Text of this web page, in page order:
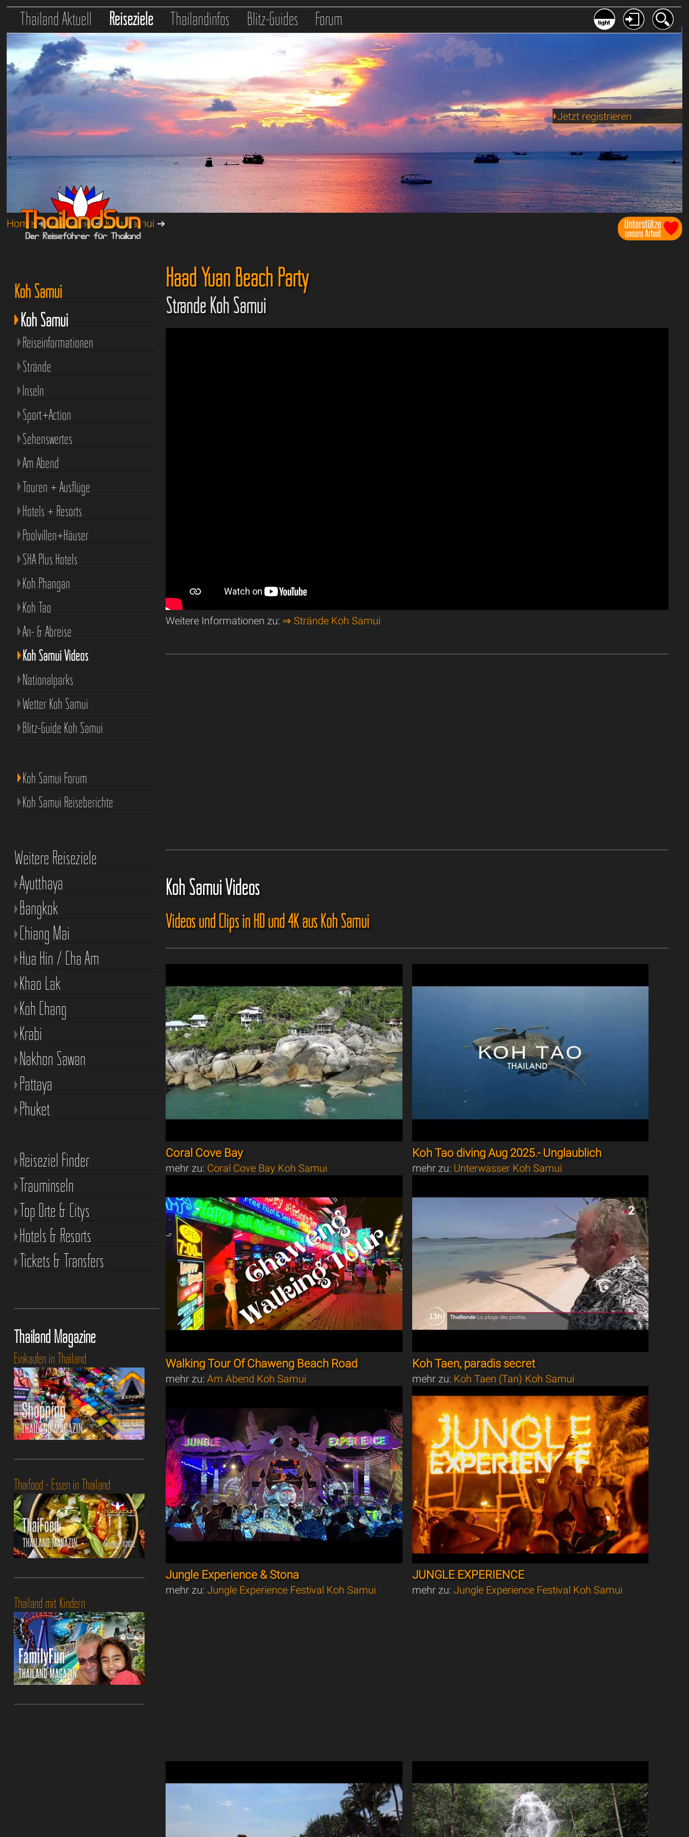
Thailand Aktuell Reiseziele Thailandinfos Blitz-Guides Forum
Jetzt registrieren
Home➔Reiseziele➔Koh Samui ➔
Haad Yuan Beach Party
Strände Koh Samui
Weitere Informationen zu: ⇒ Strände Koh Samui
Koh Samui Videos
Videos und Clips in HD und 4K aus Koh Samui
Coral Cove Bay
mehr zu: Coral Cove Bay Koh Samui
Koh Tao diving Aug 2025.- Unglaublich
mehr zu: Unterwasser Koh Samui
Walking Tour Of Chaweng Beach Road
mehr zu:Am Abend Koh Samui
Koh Taen, paradis secret
mehr zu: Koh Taen (Tan) Koh Samui
Jungle Experience & Stona
mehr zu:Jungle Experience Festival Koh Samui
JUNGLE EXPERIENCE
mehr zu:Jungle Experience Festival Koh Samui
Koh Samui
Koh Samui
Reiseinformationen
Strände
Inseln
Sport+Action
Sehenswertes
Am Abend
Touren + Ausflüge
Hotels + Resorts
Poolvillen+Häuser
SHA Plus Hotels
Koh Phangan
Koh Tao
An- & Abreise
Koh Samui Videos
Nationalparks
Wetter Koh Samui
Blitz-Guide Koh Samui
Koh Samui Forum
Koh Samui Reiseberichte
Weitere Reiseziele
Ayutthaya
Bangkok
Chiang Mai
Hua Hin / Cha Am
Khao Lak
Koh Chang
Krabi
Nakhon Sawan
Pattaya
Phuket
Reiseziel Finder
Trauminseln
Top Orte & Citys
Hotels & Resorts
Tickets & Transfers
Thailand Magazine
Einkaufen in Thailand
Thaifood - Essen in Thailand
Thailand mit Kindern